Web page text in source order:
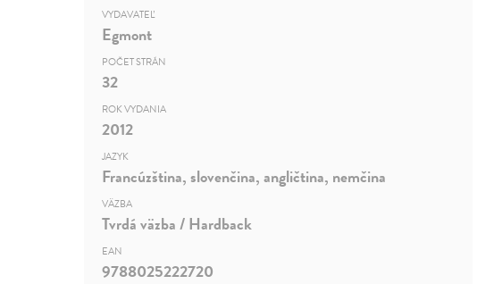
VYDAVATEĽ
Egmont
POČET STRÁN
32
ROK VYDANIA
2012
JAZYK
Francúzština, slovenčina, angličtina, nemčina
VÄZBA
Tvrdá väzba / Hardback
EAN
9788025222720